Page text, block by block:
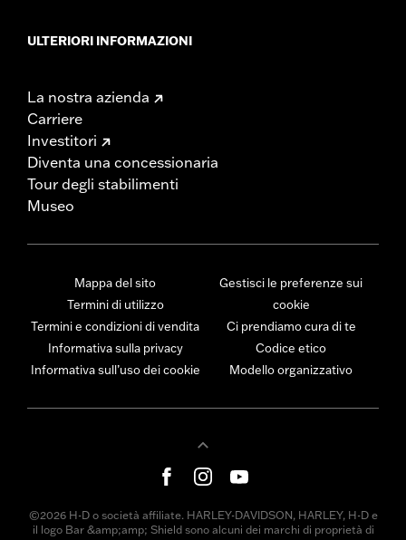
ULTERIORI INFORMAZIONI
La nostra azienda
Carriere
Investitori
Diventa una concessionaria
Tour degli stabilimenti
Museo
Mappa del sito
Termini di utilizzo
Termini e condizioni di vendita
Informativa sulla privacy
Informativa sull’uso dei cookie
Gestisci le preferenze sui
cookie
Ci prendiamo cura di te
Codice etico
Modello organizzativo
©2026 H-D o società affiliate. HARLEY-DAVIDSON, HARLEY, H-D e
il logo Bar &amp;amp; Shield sono alcuni dei marchi di proprietà di